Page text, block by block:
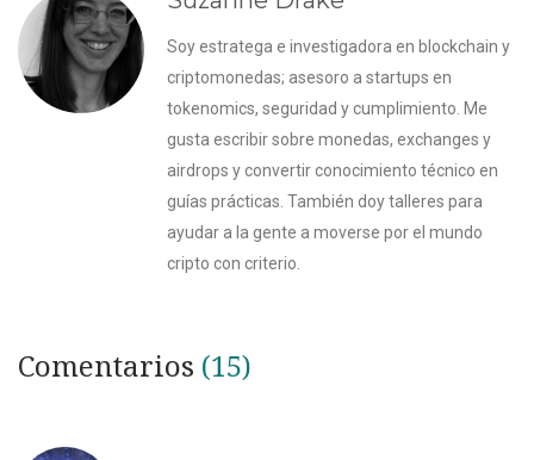
Soy estratega e investigadora en blockchain y
criptomonedas; asesoro a startups en
tokenomics, seguridad y cumplimiento. Me
gusta escribir sobre monedas, exchanges y
airdrops y convertir conocimiento técnico en
guías prácticas. También doy talleres para
ayudar a la gente a moverse por el mundo
cripto con criterio.
Comentarios (15)